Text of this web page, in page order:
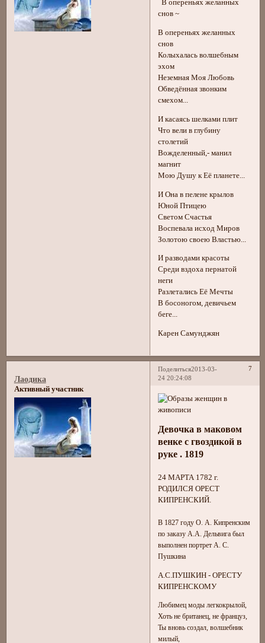
В опереньях желанных
снов ~
В опереньях желанных
снов
Колыхалась волшебным
эхом
Неземная Моя Любовь
Обведённая звонким
смехом...
И касаясь шелками плит
Что вели в глубину
столетий
Вожделенный,- манил
магнит
Мою Душу к Её планете...
И Она в пелене крылов
Юной Птицею
Светом Счастья
Воспевала исход Миров
Золотою своею Властью...
И разводами красоты
Среди вздоха пернатой
неги
Разлетались Её Мечты
В босоногом, девичьем
беге...
Карен Самунджян
Поделиться 7
2013-03-
24 20:24:08
Лаодика
Активный участник
Девочка в маковом
венке с гвоздикой в
руке . 1819
24 МАРТА 1782 г.
РОДИЛСЯ ОРЕСТ
КИПРЕНСКИЙ.
В 1827 году О. А. Кипренским
по заказу А.А. Дельвига был
выполнен портрет А. С.
Пушкина
А.С.ПУШКИН - ОРЕСТУ
КИПРЕНСКОМУ
Любимец моды легкокрылой,
Хоть не британец, не француз,
Ты вновь создал, волшебник
милый,